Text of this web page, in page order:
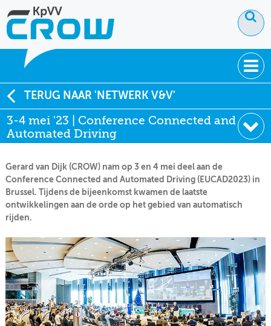
OVER KPVV
NIEUWS
KENNIS
NETWERK V&V
TERUG NAAR 'NETWERK V&V'
3-4 mei '23 | Conference Connected and
Automated Driving
Gerard van Dijk (CROW) nam op 3 en 4 mei deel aan de
Conference Connected and Automated Driving (EUCAD2023) in
Brussel. Tijdens de bijeenkomst kwamen de laatste
ontwikkelingen aan de orde op het gebied van automatisch
rijden.